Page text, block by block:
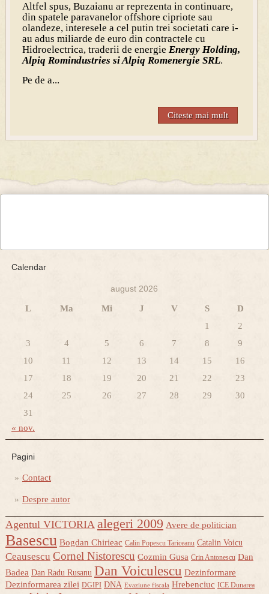
Altfel spus, Buzaianu ar reprezenta in continuare,
din spatele paravanelor offshore cipriote sau
olandeze, interesele a cel putin trei societati care i-
au adus miliarde de euro din contractele cu
Hidroelectrica, traderii de energie Energy Holding,
Alpiq Romindustries si Alpiq Romenergie SRL.
Pe de a...
Citeste mai mult
Calendar
august 2026
L Ma Mi J V S
D
1
2
3
4 5 6 7 8
9
10
11 12 13 14 15
16
17
18 19 20 21 22
23
24
25 26 27 28 29
30
31
« nov.
Pagini
Contact
Despre autor
Agentul VICTORIA alegeri 2009 Avere de politician
Basescu Bogdan Chirieac Calin Popescu Tariceanu Catalin Voicu
Ceausescu Cornel Nistorescu Cozmin Gusa Crin Antonescu Dan
Badea Dan Radu Rusanu Dan Voiculescu Dezinformare
Dezinformarea zilei DGIPI DNA Evaziune fiscala Hrebenciuc ICE Dunarea